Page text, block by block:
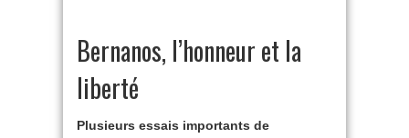
Bernanos, l’honneur et la
liberté
Plusieurs essais importants de